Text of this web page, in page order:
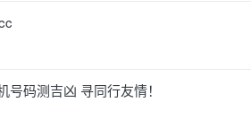
码测吉凶 寻同行友情！